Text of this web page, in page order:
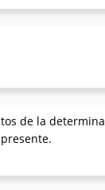
de la